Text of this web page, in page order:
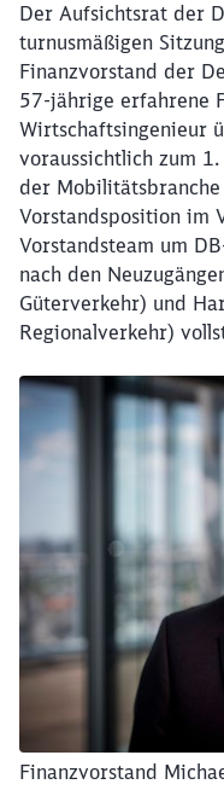
Der Aufsichtsrat der
turnusmäßigen
Finanzvorstand der
57-jährige erfahrene
Wirtschaftsingenieur
voraussichtlich zum
der
Vorstandsposition im
Vorstandsteam um
nach den
Güterverkehr) und
Regionalverkehr)
Finanzvorstand